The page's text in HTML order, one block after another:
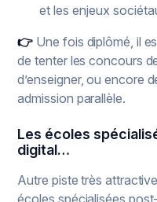
et les enjeux
👉 Une fois diplômé, il
de tenter les concours
d’enseigner, ou encore
admission parallèle.
Les écoles
digital…
Autre piste très
écoles spécialisées